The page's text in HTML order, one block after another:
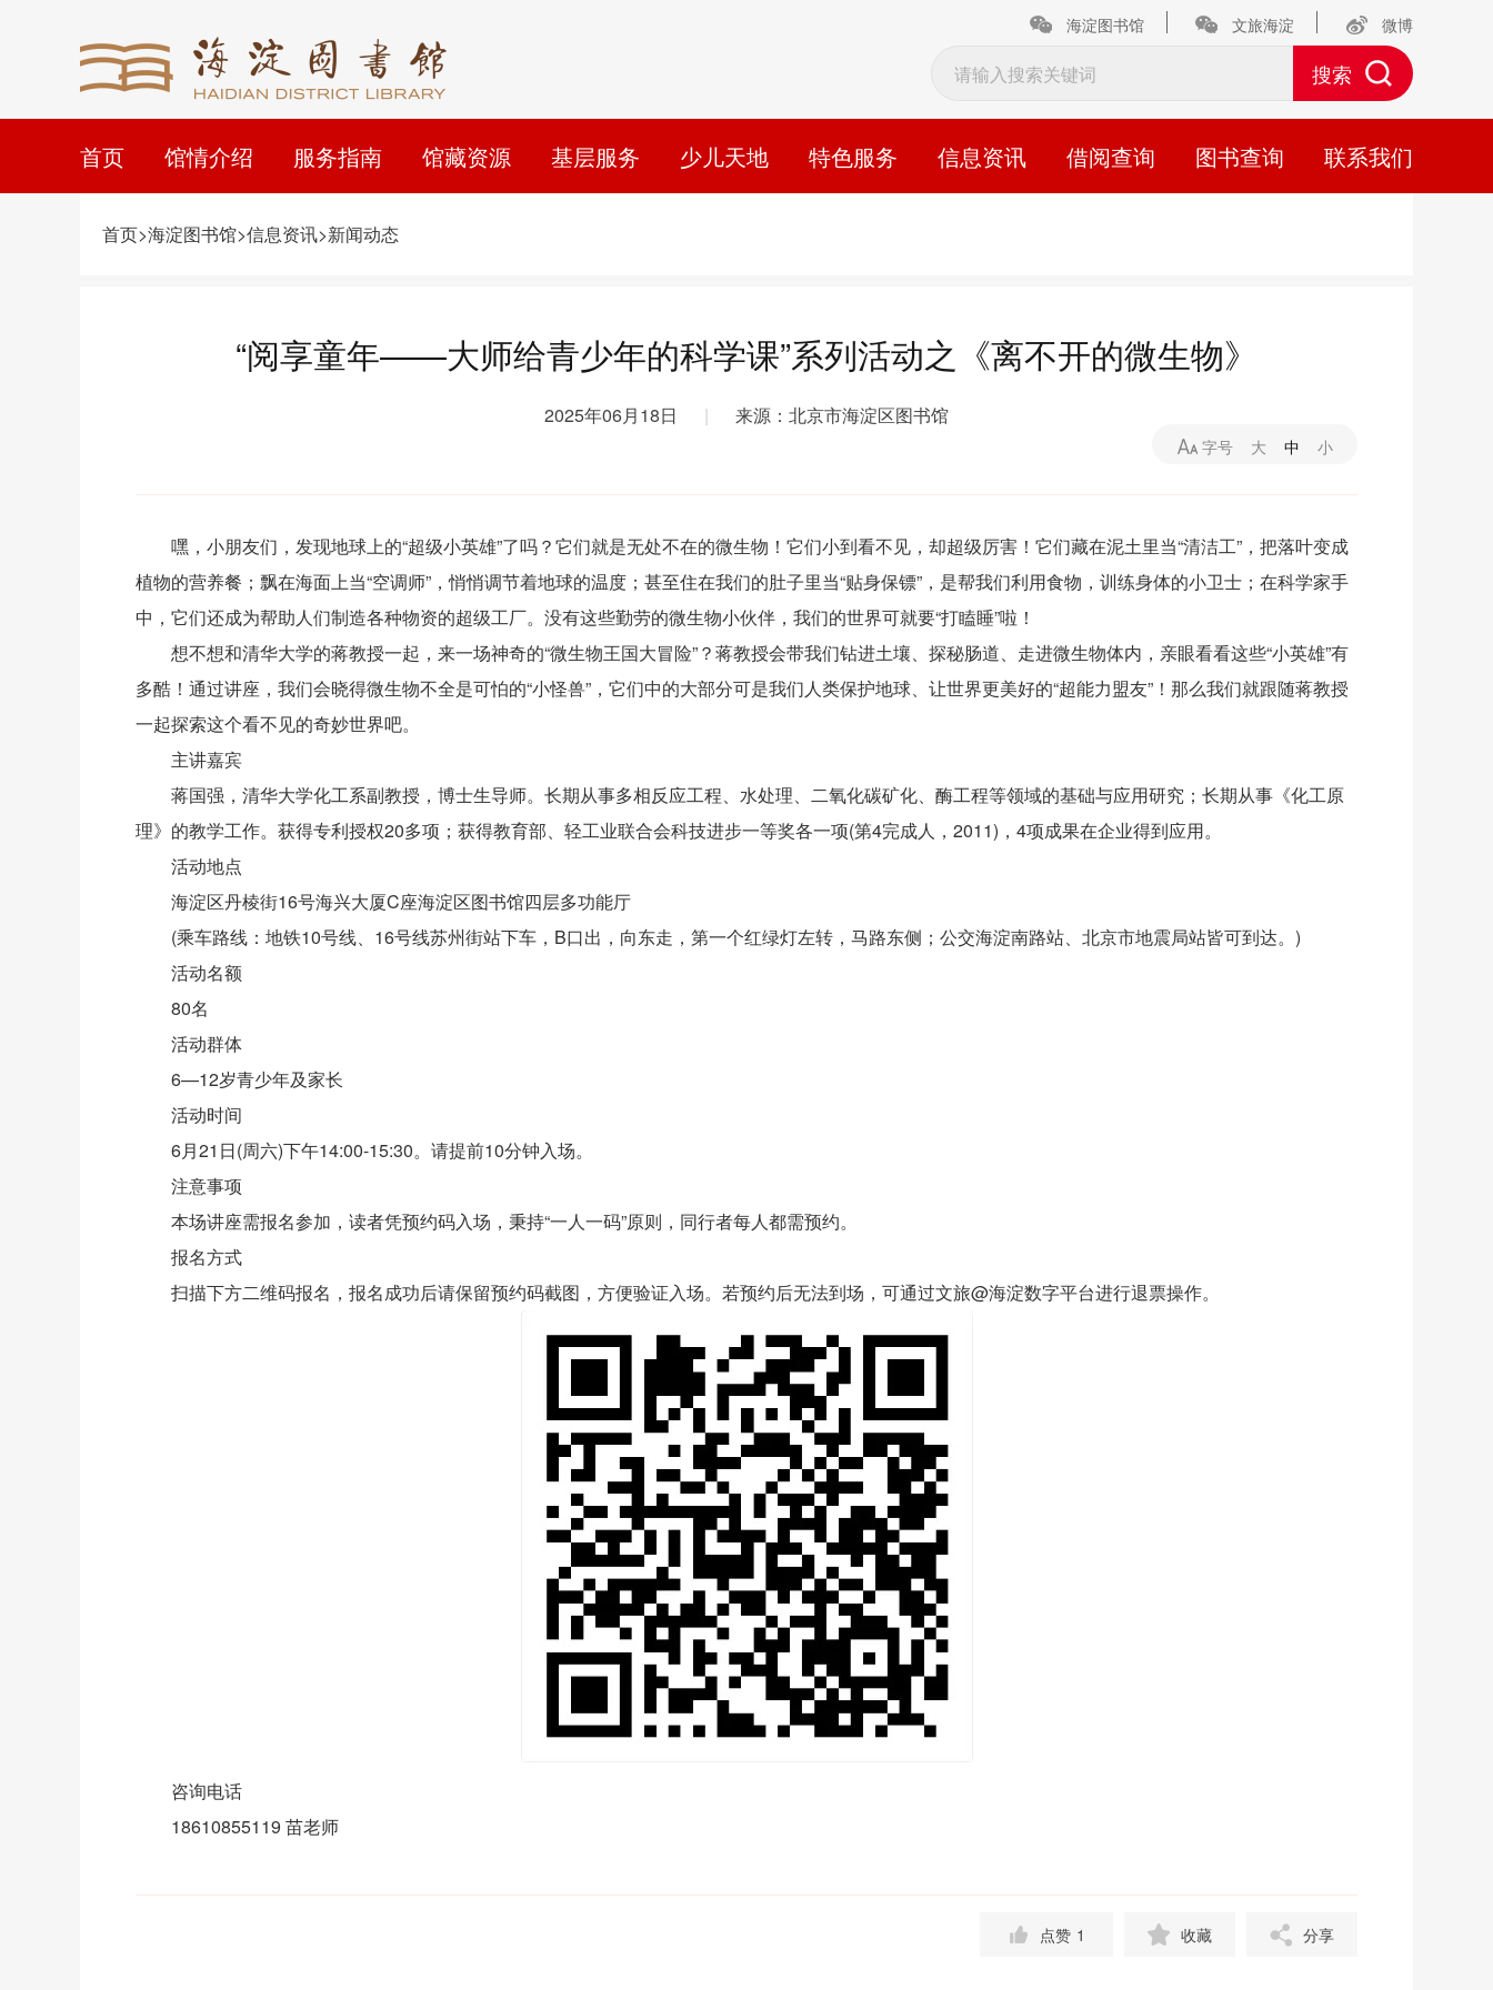
海淀图书馆 文旅海淀 微博
首页 馆情介绍 服务指南 馆藏资源 基层服务 少儿天地 特色服务 信息资讯 借阅查询 图书查询 联系我们
首页>海淀图书馆>信息资讯>新闻动态
“阅享童年——大师给青少年的科学课”系列活动之《离不开的微生物》
2025年06月18日 | 来源：北京市海淀区图书馆
字号 大 中 小
嘿，小朋友们，发现地球上的“超级小英雄”了吗？它们就是无处不在的微生物！它们小到看不见，却超级厉害！它们藏在泥土里当“清洁工”，把落叶变成
植物的营养餐；飘在海面上当“空调师”，悄悄调节着地球的温度；甚至住在我们的肚子里当“贴身保镖”，是帮我们利用食物，训练身体的小卫士；在科学家手
中，它们还成为帮助人们制造各种物资的超级工厂。没有这些勤劳的微生物小伙伴，我们的世界可就要“打瞌睡”啦！
想不想和清华大学的蒋教授一起，来一场神奇的“微生物王国大冒险”？蒋教授会带我们钻进土壤、探秘肠道、走进微生物体内，亲眼看看这些“小英雄”有
多酷！通过讲座，我们会晓得微生物不全是可怕的“小怪兽”，它们中的大部分可是我们人类保护地球、让世界更美好的“超能力盟友”！那么我们就跟随蒋教授
一起探索这个看不见的奇妙世界吧。
主讲嘉宾
蒋国强，清华大学化工系副教授，博士生导师。长期从事多相反应工程、水处理、二氧化碳矿化、酶工程等领域的基础与应用研究；长期从事《化工原
理》的教学工作。获得专利授权20多项；获得教育部、轻工业联合会科技进步一等奖各一项(第4完成人，2011)，4项成果在企业得到应用。
活动地点
海淀区丹棱街16号海兴大厦C座海淀区图书馆四层多功能厅
(乘车路线：地铁10号线、16号线苏州街站下车，B口出，向东走，第一个红绿灯左转，马路东侧；公交海淀南路站、北京市地震局站皆可到达。)
活动名额
80名
活动群体
6—12岁青少年及家长
活动时间
6月21日(周六)下午14:00-15:30。请提前10分钟入场。
注意事项
本场讲座需报名参加，读者凭预约码入场，秉持“一人一码”原则，同行者每人都需预约。
报名方式
扫描下方二维码报名，报名成功后请保留预约码截图，方便验证入场。若预约后无法到场，可通过文旅@海淀数字平台进行退票操作。
咨询电话
18610855119 苗老师
点赞 1 收藏 分享